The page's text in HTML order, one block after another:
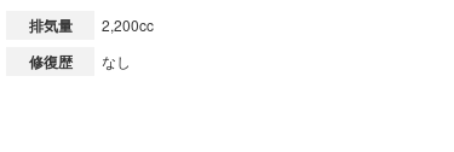
排気量 2,200cc
修復歴 なし